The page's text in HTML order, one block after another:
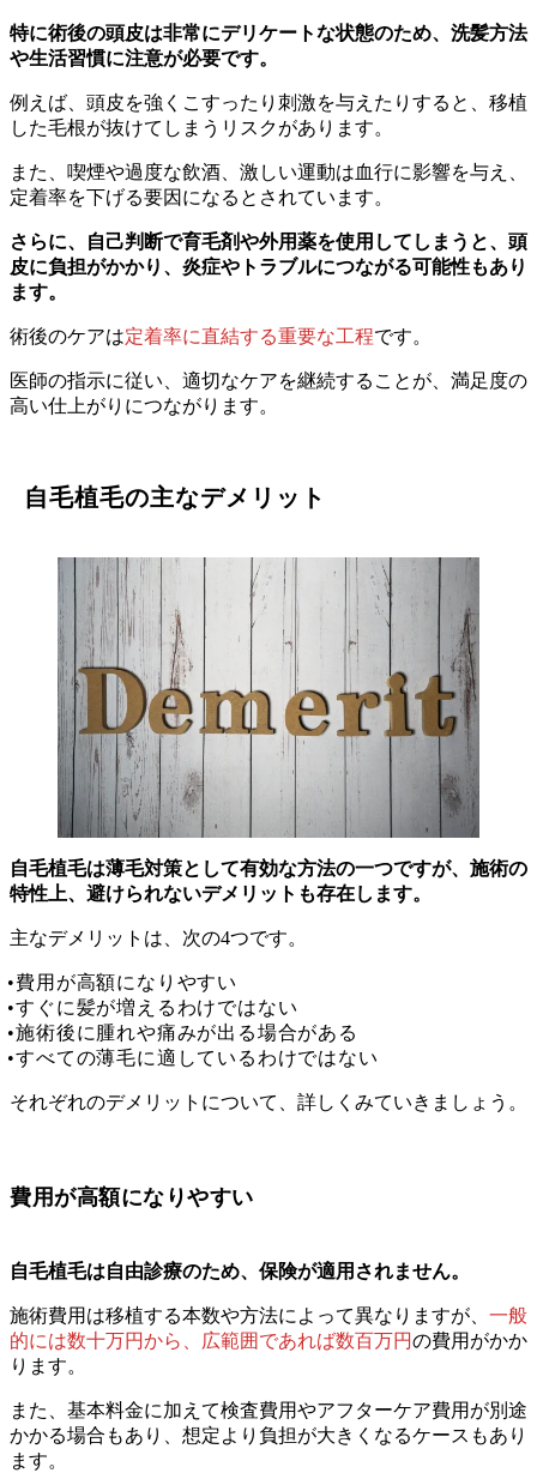
特に術後の頭皮は非常にデリケートな状態のため、洗髪方法
や生活習慣に注意が必要です。
例えば、頭皮を強くこすったり刺激を与えたりすると、移植
した毛根が抜けてしまうリスクがあります。
また、喫煙や過度な飲酒、激しい運動は血行に影響を与え、
定着率を下げる要因になるとされています。
さらに、自己判断で育毛剤や外用薬を使用してしまうと、頭
皮に負担がかかり、炎症やトラブルにつながる可能性もあり
ます。
術後のケアは定着率に直結する重要な工程です。
医師の指示に従い、適切なケアを継続することが、満足度の
高い仕上がりにつながります。
自毛植毛の主なデメリット
自毛植毛は薄毛対策として有効な方法の一つですが、施術の
特性上、避けられないデメリットも存在します。
主なデメリットは、次の4つです。
費用が高額になりやすい
すぐに髪が増えるわけではない
施術後に腫れや痛みが出る場合がある
すべての薄毛に適しているわけではない
それぞれのデメリットについて、詳しくみていきましょう。
費用が高額になりやすい
自毛植毛は自由診療のため、保険が適用されません。
施術費用は移植する本数や方法によって異なりますが、 一般
的には数十万円から、広範囲であれば数百万円の費用がかか
ります。
また、基本料金に加えて検査費用やアフターケア費用が別途
かかる場合もあり、想定より負担が大きくなるケースもあり
ます。